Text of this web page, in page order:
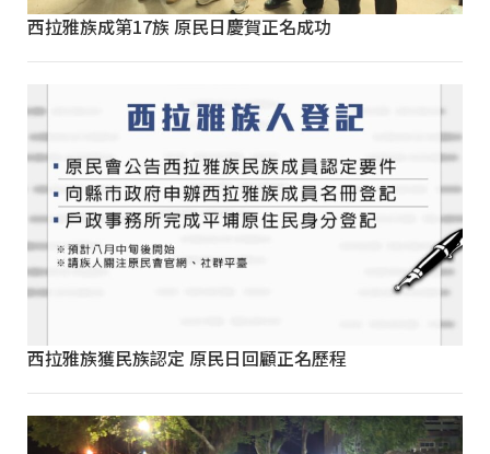
西拉雅族成第17族 原民日慶賀正名成功
西拉雅族獲民族認定 原民日回顧正名歷程